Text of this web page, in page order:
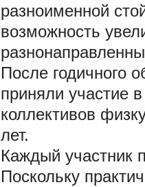
разноименной
возможность
После годичного
приняли участие
коллективов
лет.
Каждый участник
Поскольку